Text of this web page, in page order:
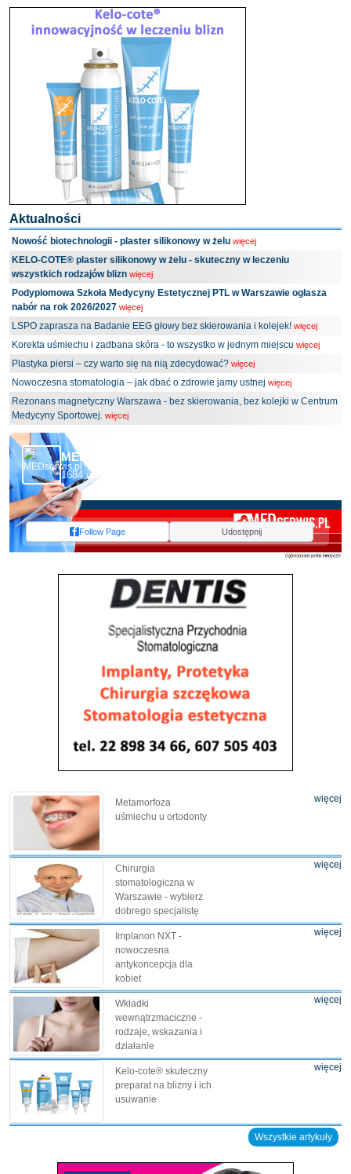
Aktualności
Nowość biotechnologii - plaster silikonowy w żelu więcej
KELO-COTE® plaster silikonowy w żelu - skuteczny w leczeniu
wszystkich rodzajów blizn więcej
Podyplomowa Szkoła Medycyny Estetycznej PTL w Warszawie ogłasza
nabór na rok 2026/2027 więcej
LSPO zaprasza na Badanie EEG głowy bez skierowania i kolejek! więcej
Korekta uśmiechu i zadbana skóra - to wszystko w jednym miejscu więcej
Plastyka piersi – czy warto się na nią zdecydować? więcej
Nowoczesna stomatologia – jak dbać o zdrowie jamy ustnej więcej
Rezonans magnetyczny Warszawa - bez skierowania, bez kolejki w Centrum
Medycyny Sportowej. więcej
MEDserwis.pl - Ogólnopolski Portal Medyczny
1684 obserwujących
Follow Page Udostępnij
Metamorfoza
uśmiechu u ortodonty
więcej
Chirurgia
stomatologiczna w
Warszawie - wybierz
dobrego specjalistę
więcej
Implanon NXT -
nowoczesna
antykoncepcja dla
kobiet
więcej
Wkładki
wewnątrzmaciczne -
rodzaje, wskazania i
działanie
więcej
Kelo-cote® skuteczny
preparat na blizny i ich
usuwanie
więcej
Wszystkie artykuły